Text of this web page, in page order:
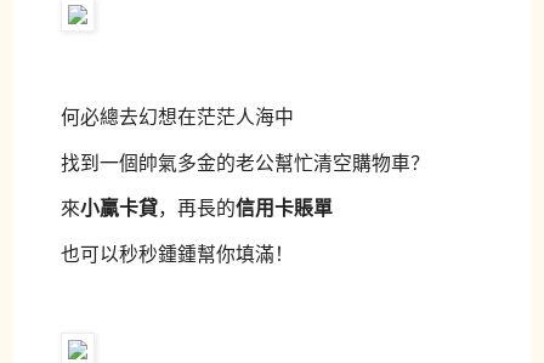
何必總去幻想在茫茫人海中
找到一個帥氣多金的老公幫忙清空購物車？
來小贏卡貸，再長的信用卡賬單
也可以秒秒鍾鍾幫你填滿！